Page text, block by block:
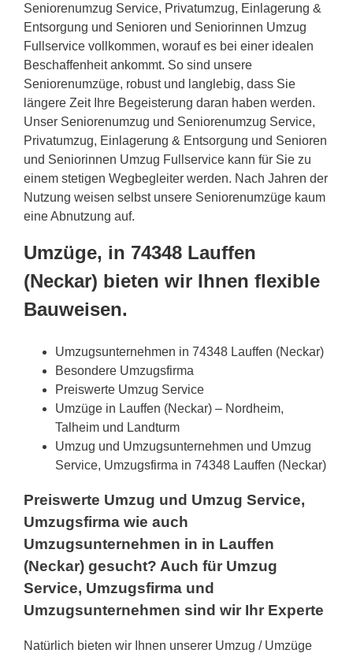
Seniorenumzug Service, Privatumzug, Einlagerung &
Entsorgung und Senioren und Seniorinnen Umzug
Fullservice vollkommen, worauf es bei einer idealen
Beschaffenheit ankommt. So sind unsere
Seniorenumzüge, robust und langlebig, dass Sie
längere Zeit Ihre Begeisterung daran haben werden.
Unser Seniorenumzug und Seniorenumzug Service,
Privatumzug, Einlagerung & Entsorgung und Senioren
und Seniorinnen Umzug Fullservice kann für Sie zu
einem stetigen Wegbegleiter werden. Nach Jahren der
Nutzung weisen selbst unsere Seniorenumzüge kaum
eine Abnutzung auf.
Umzüge, in 74348 Lauffen
(Neckar) bieten wir Ihnen flexible
Bauweisen.
Umzugsunternehmen in 74348 Lauffen (Neckar)
Besondere Umzugsfirma
Preiswerte Umzug Service
Umzüge in Lauffen (Neckar) – Nordheim,
Talheim und Landturm
Umzug und Umzugsunternehmen und Umzug
Service, Umzugsfirma in 74348 Lauffen (Neckar)
Preiswerte Umzug und Umzug Service,
Umzugsfirma wie auch
Umzugsunternehmen in in Lauffen
(Neckar) gesucht? Auch für Umzug
Service, Umzugsfirma und
Umzugsunternehmen sind wir Ihr Experte
Natürlich bieten wir Ihnen unserer Umzug / Umzüge